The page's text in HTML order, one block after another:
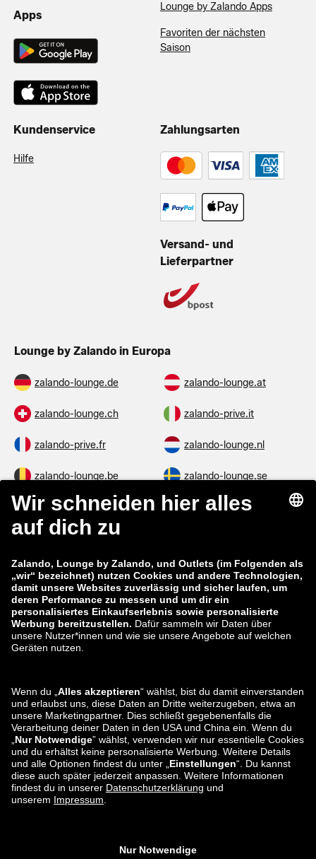
Apps
Lounge by Zalando Apps
Favoriten der nächsten
Saison
Kundenservice
Hilfe
Zahlungsarten
Versand- und
Lieferpartner
Lounge by Zalando in Europa
zalando-lounge.de zalando-lounge.at
zalando-lounge.ch zalando-prive.it
zalando-prive.fr zalando-lounge.nl
zalando-lounge.be zalando-lounge.se
zalando-lounge.fi zalando-lounge.dk
zalando-lounge.co.uk
zalando-prive.es zalando-lounge.cz
zalando-lounge.lt zalando-lounge.sk
zalando-lounge.ro zalando-lounge.hr
zalando-lounge.lu zalando-lounge.ee
zalando-lounge.lv zalando-lounge.no
Du findest uns
auch bei